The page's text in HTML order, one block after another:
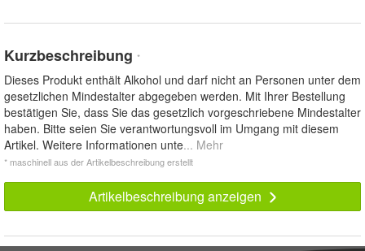
Kurzbeschreibung *
Dieses Produkt enthält Alkohol und darf nicht an Personen unter dem
gesetzlichen Mindestalter abgegeben werden. Mit Ihrer Bestellung
bestätigen Sie, dass Sie das gesetzlich vorgeschriebene Mindestalter
haben. Bitte seien Sie verantwortungsvoll im Umgang mit diesem
Artikel. Weitere Informationen unte... Mehr
* maschinell aus der Artikelbeschreibung erstellt
Artikelbeschreibung anzeigen